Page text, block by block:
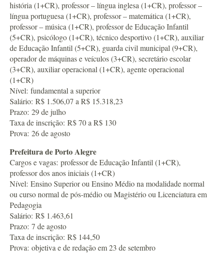
história (1+CR), professor – língua inglesa (1+CR), professor –
língua portuguesa (1+CR), professor – matemática (1+CR),
professor – música (1+CR), professor de Educação Infantil
(5+CR), psicólogo (1+CR), técnico desportivo (1+CR), auxiliar
de Educação Infantil (5+CR), guarda civil municipal (9+CR),
operador de máquinas e veículos (3+CR), secretário escolar
(3+CR), auxiliar operacional (1+CR), agente operacional
(1+CR)
Nível: fundamental a superior
Salário: R$ 1.506,07 a R$ 15.318,23
Prazo: 29 de julho
Taxa de inscrição: R$ 70 a R$ 130
Prova: 26 de agosto
Prefeitura de Porto Alegre
Cargos e vagas: professor de Educação Infantil (1+CR),
professor dos anos iniciais (1+CR)
Nível: Ensino Superior ou Ensino Médio na modalidade normal
ou curso normal de pós-médio ou Magistério ou Licenciatura em
Pedagogia
Salário: R$ 1.463,61
Prazo: 7 de agosto
Taxa de inscrição: R$ 144,50
Prova: objetiva e de redação em 23 de setembro